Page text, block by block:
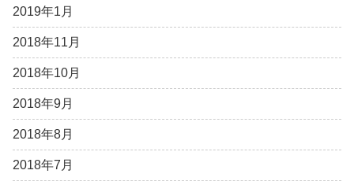
2019年1月
2018年11月
2018年10月
2018年9月
2018年8月
2018年7月